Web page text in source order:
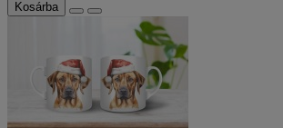
Kosárba